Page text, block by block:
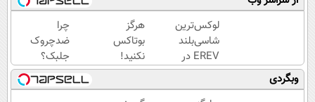
لوکس‌ترین
شاسی‌بلند
EREV در
ایران،
توسط نیکا
هرگز
بوتاکس
نکنید!
جوانساز
جلبک
چرا
ضدچروک
جلبک؟
چون
بدون
وبگردی